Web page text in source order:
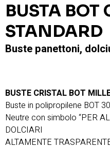
BUSTA BOT
STANDARD
Buste panettoni,
BUSTE CRISTAL BOT
Buste in polipropilene BOT
Neutre con simbolo “PER
DOLCIARI
ALTAMENTE